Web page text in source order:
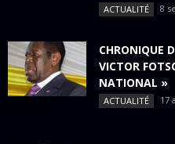
ACTUALITÉ 8
CHRONIQUE
VICTOR
NATIONAL »
ACTUALITÉ 17